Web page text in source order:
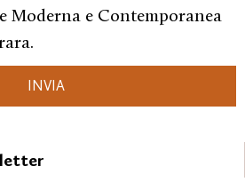
Moderna e Contemporanea
INVIA